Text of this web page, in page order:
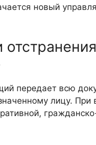
новый
передает всю
лицу. При